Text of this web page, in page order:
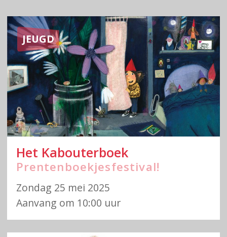
JEUGD
Het Kabouterboek
Prentenboekjesfestival!
Zondag 25 mei 2025
Aanvang om 10:00 uur